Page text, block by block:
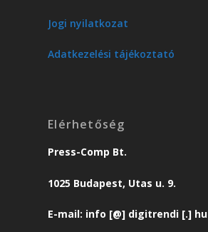
Jogi nyilatkozat
Adatkezelési tájékoztató
Elérhetőség
Press-Comp Bt.
1025 Budapest, Utas u. 9.
E-mail: info [@] digitrendi [.] hu